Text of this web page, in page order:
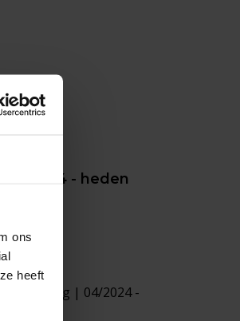
ons
heeft
2024 - heden
uitvoering | 04/2024 -